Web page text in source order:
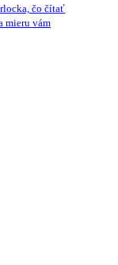
čo čítať
mieru vám